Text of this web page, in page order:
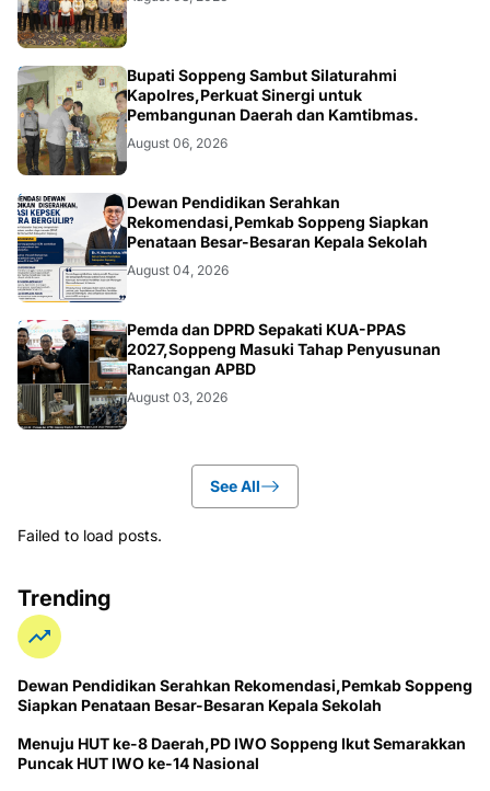
NEWS
Bupati Soppeng Sambut Silaturahmi
Kapolres,Perkuat Sinergi untuk
Pembangunan Daerah dan Kamtibmas.
August 06, 2026
NEWS
Dewan Pendidikan Serahkan
Rekomendasi,Pemkab Soppeng Siapkan
Penataan Besar-Besaran Kepala Sekolah
August 04, 2026
NEWS
Pemda dan DPRD Sepakati KUA-PPAS
2027,Soppeng Masuki Tahap Penyusunan
Rancangan APBD
August 03, 2026
See All
Failed to load posts.
Trending
Dewan Pendidikan Serahkan Rekomendasi,Pemkab Soppeng
Siapkan Penataan Besar-Besaran Kepala Sekolah
Menuju HUT ke-8 Daerah,PD IWO Soppeng Ikut Semarakkan
Puncak HUT IWO ke-14 Nasional